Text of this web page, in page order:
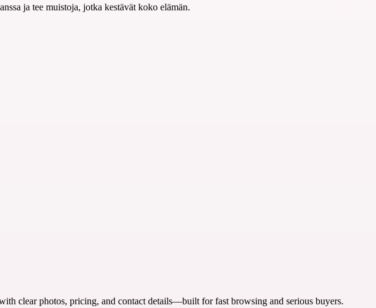
ja tee muistoja, jotka kestävät koko elämän.
clear photos, pricing, and contact details—built for fast browsing and serious buyers.